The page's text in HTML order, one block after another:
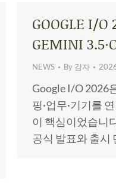
GOOGLE I/
GEMINI
NEWS By 감자
Google I/O 2026
핑·업무·기기를
이 핵심이었습니
공식 발표와 출시